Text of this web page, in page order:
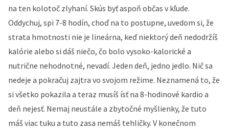
na ten kolotoč zlyhaní. Skús byť aspoň občas v kľude.
Oddychuj, spi 7-8 hodín, choď na to postupne, uvedom si, že
strata hmotnosti nie je lineárna, keď niektorý deň nedodržíš
kalórie alebo si dáš niečo, čo bolo vysoko-kalorické a
nutrične nehodnotné, nevadí. Jeden deň, jedno jedlo. Nič sa
nedeje a pokračuj zajtra vo svojom režime. Neznamená to, že
si všetko pokazila a teraz musíš ísť na 8-hodinové kardio a
deň nejesť. Nemaj neustále a zbytočné myšlienky, že tuto
máš viac tuku a tuto zasa nemáš tehličky. V konečnom